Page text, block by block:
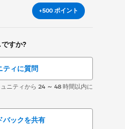
+500 ポイント
すか?
ティに質問
ニティから 24 ～ 48時間以内に
バックを共有